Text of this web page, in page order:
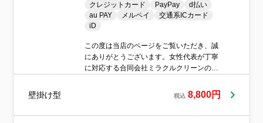
クレジットカード
PayPay
d払い
au PAY
メルペイ
交通系ICカード
iD
この度は当店のページをご覧いただき、誠
にありがとうございます。女性代表が丁寧
に対応する合同会社ミラクルクリーンの家
※オプションにてお掃除機能付きエアコン
対応。分解作業に不安を感じる方もご安心
壁掛け型 税込 8,800円